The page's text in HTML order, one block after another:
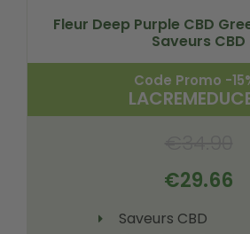
Fleur Deep Purple CBD
Saveurs CBD
Code Promo -
€29.66
Saveurs CBD